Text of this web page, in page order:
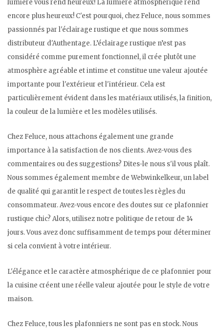
lumière vous rend heureux! La lumière atmosphérique rend
encore plus heureux! C'est pourquoi, chez Feluce, nous sommes
passionnés par l'éclairage rustique et que nous sommes
distributeur d'Authentage. L’éclairage rustique n’est pas
considéré comme purement fonctionnel, il crée plutôt une
atmosphère agréable et intime et constitue une valeur ajoutée
importante pour l'extérieur et l'intérieur. Cela est
particulièrement évident dans les matériaux utilisés, la finition,
la couleur de la lumière et les modèles utilisés.
Chez Feluce, nous attachons également une grande
importance à la satisfaction de nos clients. Avez-vous des
commentaires ou des suggestions? Dites-le nous s'il vous plaît.
Nous sommes également membre de Webwinkelkeur, un label
de qualité qui garantit le respect de toutes les règles du
consommateur. Avez-vous encore des doutes sur ce plafonnier
rustique chic? Alors, utilisez notre politique de retour de 14
jours. Vous avez donc suffisamment de temps pour déterminer
si cela convient à votre intérieur.
L'élégance et le caractère atmosphérique de ce plafonnier pour
la cuisine créent une réelle valeur ajoutée pour le style de votre
maison.
Chez Feluce, tous les plafonniers ne sont pas en stock. Nous